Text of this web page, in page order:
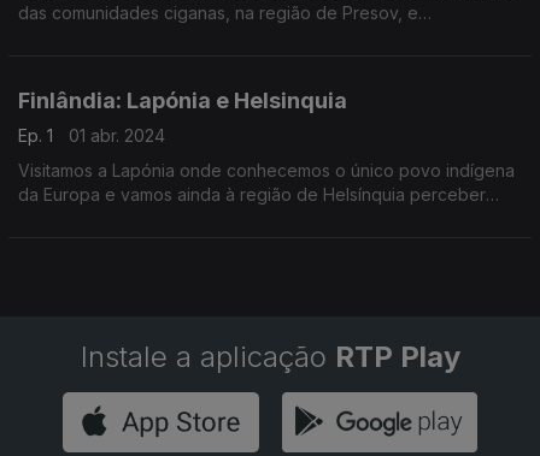
das comunidades ciganas, na região de Presov, e
Finlândia: Lapónia e Helsinquia
Ep. 1
01 abr. 2024
Visitamos a Lapónia onde conhecemos o único povo indígena
da Europa e vamos ainda à região de Helsínquia perceber
Instale a aplicação RTP Play